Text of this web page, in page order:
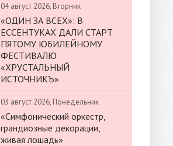
04 август 2026, Вторник
«ОДИН ЗА ВСЕХ»: В
ЕССЕНТУКАХ ДАЛИ СТАРТ
ПЯТОМУ ЮБИЛЕЙНОМУ
ФЕСТИВАЛЮ
«ХРУСТАЛЬНЫЙ
ИСТОЧНИКЪ»
03 август 2026, Понедельник
«Симфонический оркестр,
грандиозные декорации,
живая лошадь»